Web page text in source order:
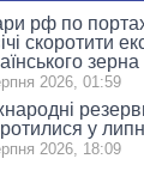
рф по
скоротити
зерна
2026, 01:59
у
2026, 18:09